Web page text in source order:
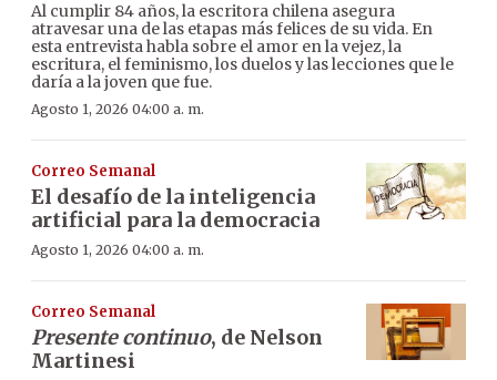
Al cumplir 84 años, la escritora chilena asegura
atravesar una de las etapas más felices de su vida. En
esta entrevista habla sobre el amor en la vejez, la
escritura, el feminismo, los duelos y las lecciones que le
daría a la joven que fue.
Agosto 1, 2026 04:00 a. m.
Correo Semanal
El desafío de la inteligencia
artificial para la democracia
Agosto 1, 2026 04:00 a. m.
Correo Semanal
Presente continuo, de Nelson
Martinesi